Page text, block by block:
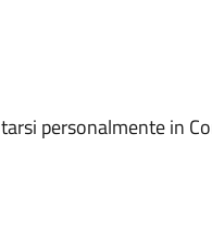
personalmente in